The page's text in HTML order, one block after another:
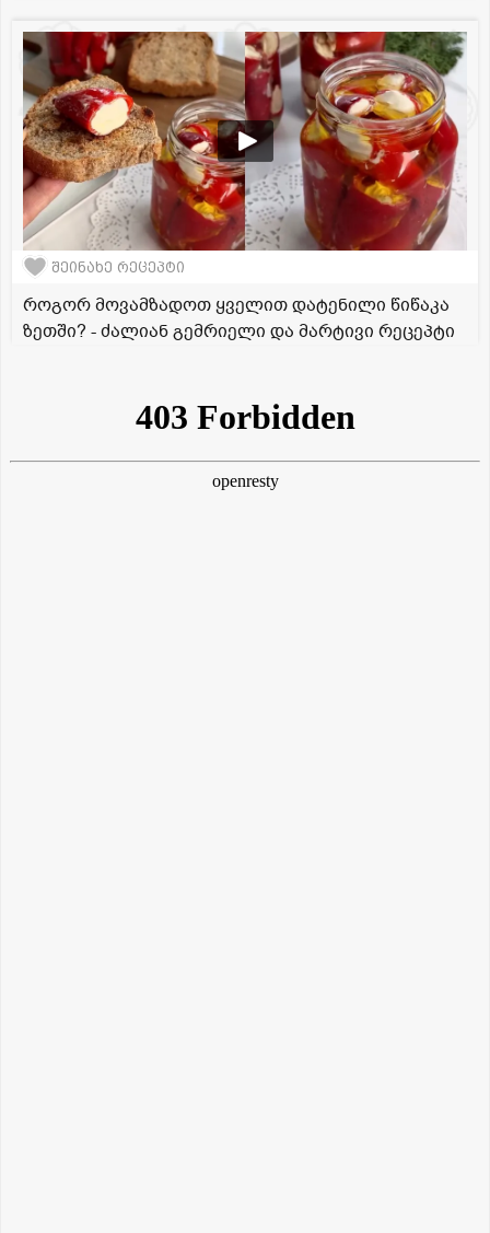
შეინახე რეცეპტი
როგორ მოვამზადოთ ყველით დატენილი წიწაკა
ზეთში? - ძალიან გემრიელი და მარტივი რეცეპტი